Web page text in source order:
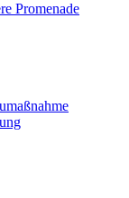
Promenade